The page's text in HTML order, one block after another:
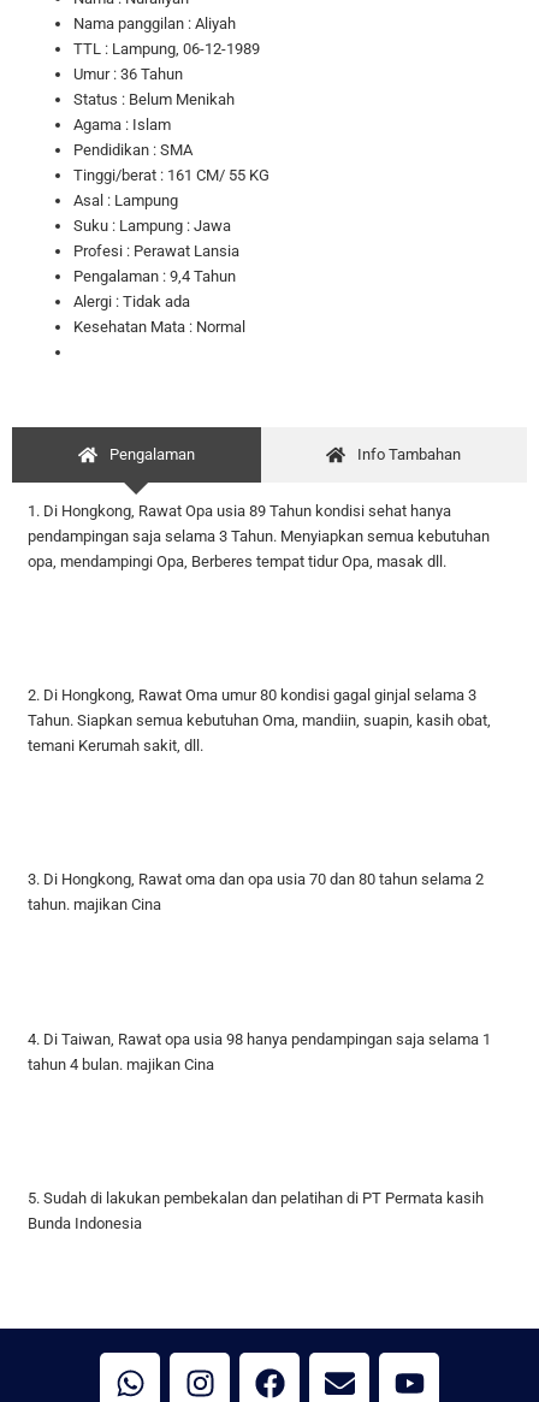
Nama panggilan : Aliyah
TTL : Lampung, 06-12-1989
Umur : 36 Tahun
Status : Belum Menikah
Agama : Islam
Pendidikan : SMA
Tinggi/berat : 161 CM/ 55 KG
Asal : Lampung
Suku : Lampung : Jawa
Profesi : Perawat Lansia
Pengalaman : 9,4 Tahun
Alergi : Tidak ada
Kesehatan Mata : Normal
Pengalaman Info Tambahan
1. Di Hongkong, Rawat Opa usia 89 Tahun kondisi sehat hanya
pendampingan saja selama 3 Tahun. Menyiapkan semua kebutuhan
opa, mendampingi Opa, Berberes tempat tidur Opa, masak dll.
2. Di Hongkong, Rawat Oma umur 80 kondisi gagal ginjal selama 3
Tahun. Siapkan semua kebutuhan Oma, mandiin, suapin, kasih obat,
temani Kerumah sakit, dll.
3. Di Hongkong, Rawat oma dan opa usia 70 dan 80 tahun selama 2
tahun. majikan Cina
4. Di Taiwan, Rawat opa usia 98 hanya pendampingan saja selama 1
tahun 4 bulan. majikan Cina
5. Sudah di lakukan pembekalan dan pelatihan di PT Permata kasih
Bunda Indonesia
h
n
a
n
o